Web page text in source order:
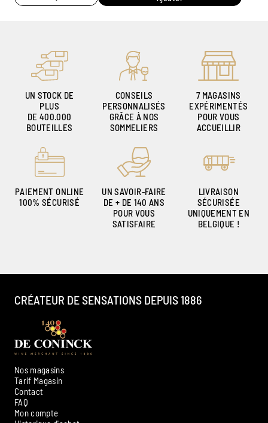
UN STOCK DE
PLUS
DE 400.000
BOUTEILLES
CONSEILS
PERSONNALISÉS
GRÂCE À NOS
SOMMELIERS
7 MAGASINS
EXPÉRIMENTÉS
POUR VOUS
ACCUEILLIR
PAIEMENT ONLINE
100% SÉCURISÉ
UN SAVOIR-FAIRE
DE + DE 140 ANS
POUR VOUS
SATISFAIRE
LIVRAISON
SÉCURISÉE
UNIQUEMENT EN
BELGIQUE !
Nos magasins
Tarif Magasin
Contact
FAQ
Mon compte
CRÉATEUR DE SENSATIONS DEPUIS 1886